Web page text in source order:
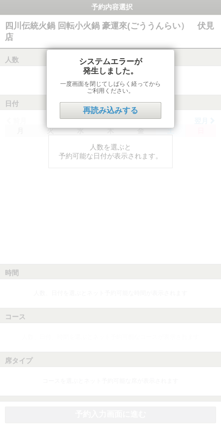
予約内容選択
四川伝統火鍋 回転小火鍋 豪運來(ごううんらい） 伏見
店
人数
日付
火 水 木 金 土
人数を選ぶと
予約可能な日付が表示されます。
時間
コース
席タイプ
システムエラーが
発生しました。
一度画面を閉じてしばらく経ってから
ご利用ください。
再読み込みする